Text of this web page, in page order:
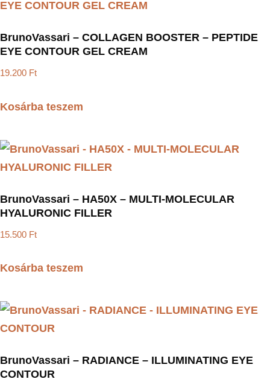
BrunoVassari – COLLAGEN BOOSTER – PEPTIDE
EYE CONTOUR GEL CREAM
19.200 Ft
Kosárba teszem
BrunoVassari – HA50X – MULTI-MOLECULAR
HYALURONIC FILLER
15.500 Ft
Kosárba teszem
BrunoVassari – RADIANCE – ILLUMINATING EYE
CONTOUR